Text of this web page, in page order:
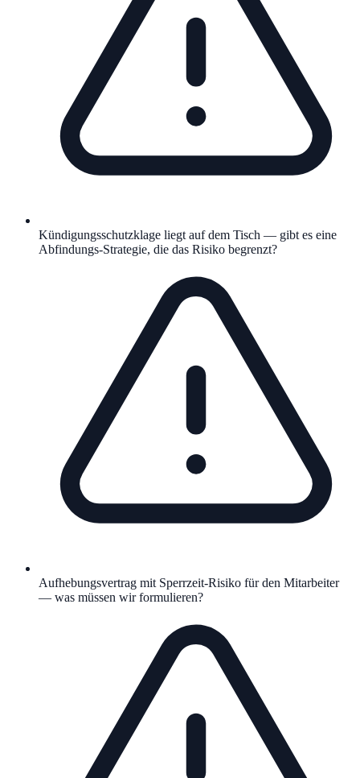
Kündigungsschutzklage liegt auf dem Tisch — gibt es eine
Abfindungs-Strategie, die das Risiko begrenzt?
Aufhebungsvertrag mit Sperrzeit-Risiko für den Mitarbeiter
— was müssen wir formulieren?